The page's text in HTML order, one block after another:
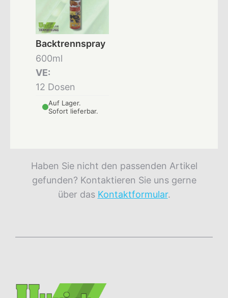
Backtrennspray
600ml
VE:
12 Dosen
Auf Lager.
Sofort lieferbar.
Haben Sie nicht den passenden Artikel
gefunden? Kontaktieren Sie uns gerne
über das Kontaktformular.